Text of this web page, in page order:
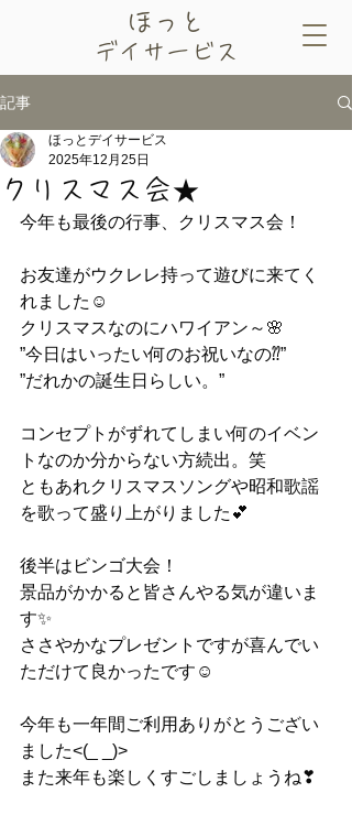
​ほっと
デイサービス
記事
クリスマス会★
ほっとデイサービス
2025年12月25日
今年も最後の行事、クリスマス会！
お友達がウクレレ持って遊びに来てく
れました☺
クリスマスなのにハワイアン～🌸
”今日はいったい何のお祝いなの⁇”
”だれかの誕生日らしい。”
コンセプトがずれてしまい何のイベン
トなのか分からない方続出。笑
ともあれクリスマスソングや昭和歌謡
を歌って盛り上がりました💕
後半はビンゴ大会！
景品がかかると皆さんやる気が違いま
す✨
ささやかなプレゼントですが喜んでい
ただけて良かったです☺
今年も一年間ご利用ありがとうござい
ました<(_ _)>
また来年も楽しくすごしましょうね❣